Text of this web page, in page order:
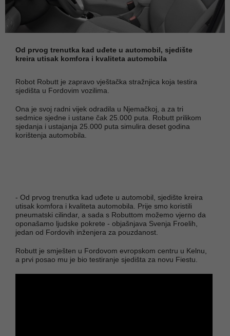
Od prvog trenutka kad uđete u automobil, sjedište
kreira utisak komfora i kvaliteta automobila
Robot Robutt je zapravo vještačka stražnjica koja testira
sjedišta u Fordovim vozilima.
Ona je svoj radni vijek odradila u Njemačkoj, a za tri
sedmice sjedne i ustane čak 25.000 puta. Robutt prilikom
sjedanja i ustajanja 25.000 puta simulira deset godina
korištenja automobila.
- Od prvog trenutka kad uđete u automobil, sjedište kreira
utisak komfora i kvaliteta automobila. Prije smo koristili
pneumatski cilindar, a sada s Robuttom možemo vjerno da
oponašamo ljudske pokrete - objašnjava Svenja Froelih,
jedan od Fordovih inženjera za pouzdanost.
Robutt je smješten u Fordovom evropskom centru u Kelnu,
a prvi posao mu je bio testiranje sjedišta za novu Fiestu.